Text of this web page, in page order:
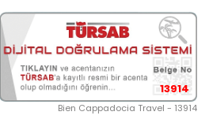
13914
Bien Cappadocia Travel - 13914